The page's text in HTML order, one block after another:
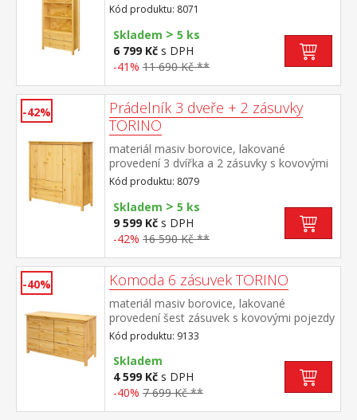
kovovými pojezdy
Kód produktu: 8071
Skladem > 5 ks
6 799 Kč s DPH
-41% 11 690 Kč **
-42%
Prádelník 3 dveře + 2 zásuvky
TORINO
materiál masiv borovice, lakované
provedení 3 dvířka a 2 zásuvky s kovovými
pojezdy
Kód produktu: 8079
Skladem > 5 ks
9 599 Kč s DPH
-42% 16 590 Kč **
-40% Komoda 6 zásuvek TORINO
materiál masiv borovice, lakované
provedení šest zásuvek s kovovými pojezdy
Kód produktu: 9133
Skladem
4 599 Kč s DPH
-40% 7 699 Kč **